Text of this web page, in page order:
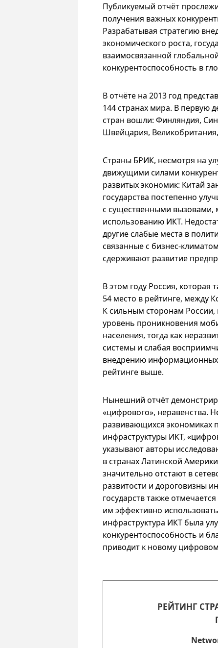
Публикуемый отчёт
получения важных
Разрабатывая стратегию
экономического роста,
взаимосвязанной
конкурентоспособность в
В отчёте на 2013 год
144 странах мира. В первую
стран вошли: Финляндия,
Швейцария,
Страны БРИК, несмотря на
движущими силами
развитых экономик: Китай
государства постепенно
с существенными
использованию ИКТ.
другие слабые места в
связанные с бизнес-
сдерживают развитие
В этом году Россия, которая
54 место в рейтинге, между
К сильным сторонам России,
уровень проникновения
населения, тогда как
системы и слабая
внедрению информационных
рейтинге выше.
Нынешний отчёт
«цифрового», неравенства.
развивающихся
инфраструктуры ИКТ,
указывают авторы
в странах Латинской
значительно отстают в
развитости и дороговизны
государств также
им эффективно
инфраструктура ИКТ была
конкурентоспособность и
приводит к новому
РЕЙТИНГ